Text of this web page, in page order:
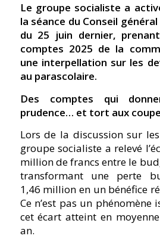
Le groupe socialiste a
la séance du Conseil
du 25 juin dernier,
comptes 2025 de la
une interpellation sur les
au parascolaire.
Des comptes qui
prudence… et tort aux
Lors de la discussion sur
groupe socialiste a relevé
million de francs entre le
transformant une perte
1,46 million en un bénéfice
Ce n’est pas un phénomène
cet écart atteint en
an.